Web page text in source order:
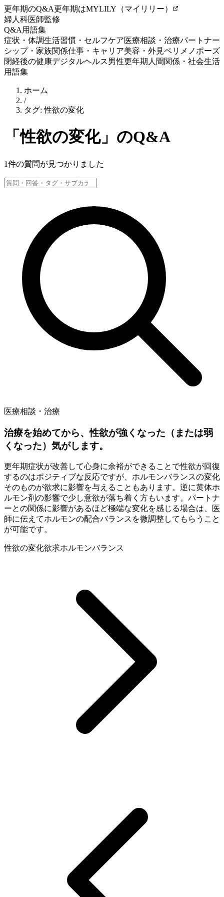
更年期のQ&A更年期はMYLILY（マイリリー）
婦人科医師監修
Q&A 用語集
症状・体調生活習慣・セルフケア医療相談・治療パートナー
シップ・家族関係仕事・キャリア美容・外見ペリメノポーズ
閉経後の健康デジタルヘルス男性更年期 人間関係・社会生活
用語集
ホーム
/
タグ:性欲の変化
「性欲の変化」のQ&A
1件の質問が見つかりました
医療相談・治療
治療を始めてから、性欲が強くなった（または弱
くなった）気がします。
更年期症状が改善して心身に余裕ができることで性欲が回復
するのはポジティブな反応ですが、ホルモンバランスの変化
そのものが欲求に影響を与えることもあります。逆に黄体ホ
ルモン剤の影響で少し意欲が落ち着く方もいます。パートナ
ーとの関係に影響があるほど極端な変化を感じる場合は、医
師に伝えてホルモンの配合バランスを微調整してもらうこと
が可能です。
性欲の変化欲求ホルモンバランス